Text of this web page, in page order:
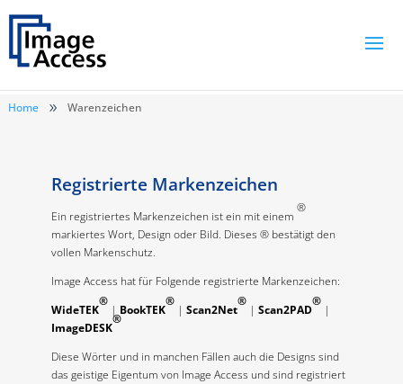
Home 9 Warenzeichen
Registrierte Markenzeichen
Ein registriertes Markenzeichen ist ein mit einem
®
markiertes Wort, Design oder Bild. Dieses ® bestätigt den
vollen Markenschutz.
Image Access hat für Folgende registrierte Markenzeichen:
WideTEK
®
| BookTEK
®
| Scan2Net
®
| Scan2PAD
®
|
ImageDESK
®
Diese Wörter und in manchen Fällen auch die Designs sind
das geistige Eigentum von Image Access und sind registriert